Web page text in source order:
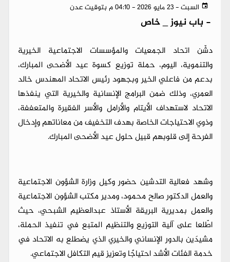
السبت - 23 مايو 2026 - 04:10 م بتوقيت عدن
- باب نيوز _ خاص
دشّن اتحاد الجمعيات والمؤسسات الاجتماعية الخيرية
والتنموية، اليوم، حملة توزيع كسوة عيد الأضحى المبارك،
بدعم من فاعلي الخير وبجهود رئيس الاتحاد المهندس خالد
العمري، وذلك ضمن البرامج الإنسانية والخيرية التي ينفذها
الاتحاد لاستهداف الأيتام والأرامل والأسر الفقيرة والمتعففة،
وذوي الاحتياجات الخاصة بهدف التخفيف من معاناتهم وإدخال
الفرحة إلى قلوبهم قبيل حلول عيد الأضحى المبارك.
وشهد فعالية التدشين حضور وكيل وزارة الشؤون الاجتماعية
والعمل الدكتور صالح محمود، ومدير مكتب الشؤون الاجتماعية
والعمل بمديرية البريقة الأستاذ عبدالعظيم الشبحي، حيث
اطّلعا على آلية التوزيع والتنظيم المتبع في تنفيذ الحملة،
مشيدَين بالدور الإنساني والخيري الذي يضطلع به الاتحاد في
خدمة الفئات الأشد احتياجًا وتعزيز قيم التكافل الاجتماعي.